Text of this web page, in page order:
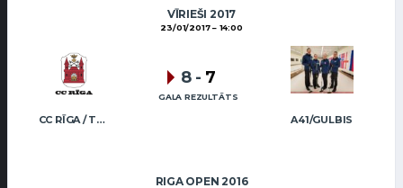
VĪRIEŠI 2017
23/01/2017 14:00
CC RĪGA / TRUKŠĀNS A41/GULBIS
8 - 7
GALA REZULTĀTS
RIGA OPEN 2016